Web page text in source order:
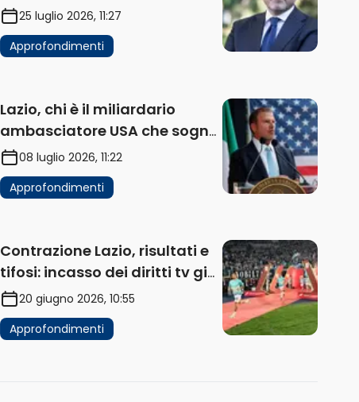
25 luglio 2026, 11:27
Approfondimenti
Lazio, chi è il miliardario
ambasciatore USA che sogna
di acquistare un club in Italia
08 luglio 2026, 11:22
Approfondimenti
Contrazione Lazio, risultati e
tifosi: incasso dei diritti tv già
in flessione
20 giugno 2026, 10:55
Approfondimenti